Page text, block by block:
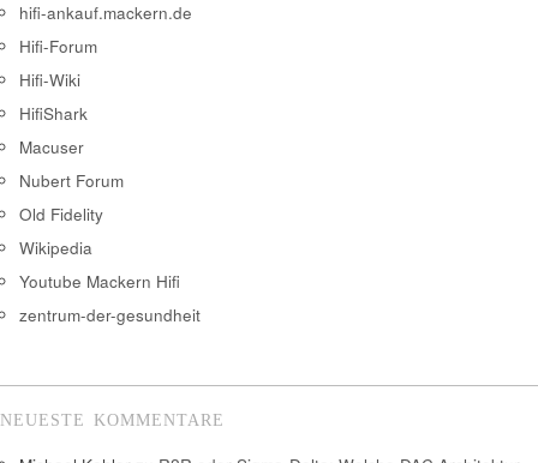
hifi-ankauf.mackern.de
Hifi-Forum
Hifi-Wiki
HifiShark
Macuser
Nubert Forum
Old Fidelity
Wikipedia
Youtube Mackern Hifi
zentrum-der-gesundheit
NEUESTE KOMMENTARE